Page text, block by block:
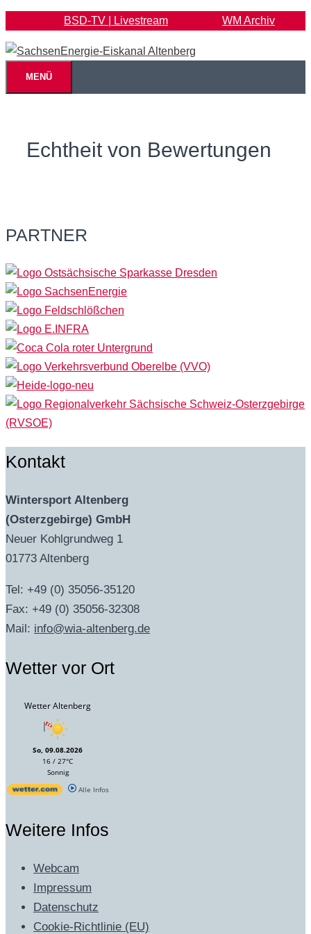
springen
BSD-TV | Livestream WM Archiv
MENÜ
Echtheit von Bewertungen
PARTNER
Kontakt
Wintersport Altenberg
(Osterzgebirge) GmbH
Neuer Kohlgrundweg 1
01773 Altenberg
Tel: +49 (0) 35056-35120
Fax: +49 (0) 35056-32308
Mail: info@wia-altenberg.de
Wetter vor Ort
Wetter Altenberg
So, 09.08.2026
16 / 27°C
Sonnig
Alle Infos
Weitere Infos
Webcam
Impressum
Datenschutz
Cookie-Richtlinie (EU)